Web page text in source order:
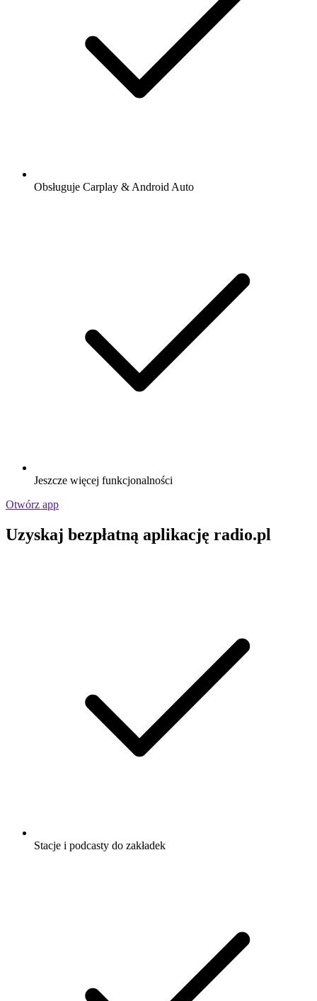
Obsługuje Carplay & Android Auto
Jeszcze więcej funkcjonalności
Otwórz app
Uzyskaj bezpłatną aplikację radio.pl
Stacje i podcasty do zakładek